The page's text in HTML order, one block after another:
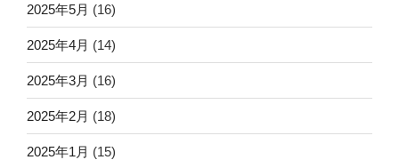
2025年5月 (16)
2025年4月 (14)
2025年3月 (16)
2025年2月 (18)
2025年1月 (15)